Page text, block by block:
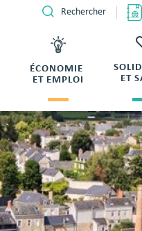
Rechercher
ÉCONOMIE
ET EMPLOI
ET